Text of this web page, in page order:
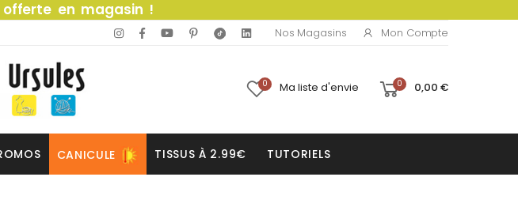
offerte en magasin !
Nos Magasins Mon Compte
0 Ma liste d'envie 0 0,00 €
CANICULE TISSUS À 2.99€ TUTORIELS